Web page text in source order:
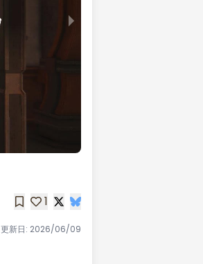
1
更新日: 2026/06/09